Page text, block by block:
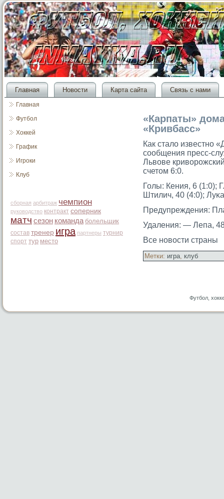
Главная Новости Карта сайта Связь с нами
Главная
Футбол
Хоккей
График
Игроки
Клуб
сборная арбитраж чемпион
руководство контракт соперник
матч сезон команда болельщик
состав тренер игра партнеры турнир
спорт тур место
«Карпаты»
«Кривбасс»
Как стало известно
сообщения пресс-
Львове
счетом 6:0.
Голы: Кения, 6 (1:0);
Штилич, 40 (4:0);
Предупреждения:
Удаления: — Лепа,
Все новости страны
Метки: игра, клуб
Футбол,